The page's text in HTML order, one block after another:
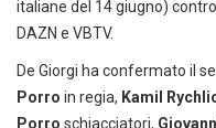
italiane del 14 giugno)
DAZN e VBTV.
De Giorgi ha confermato il
Porro in regia, Kamil
Porro schiacciatori,